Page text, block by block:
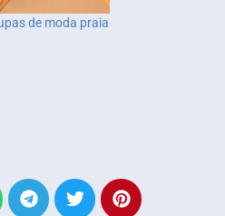
de moda praia